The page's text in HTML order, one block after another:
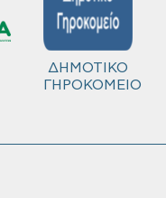
ΔΗΜΟΤΙΚΟ
ΓΗΡΟΚΟΜΕΙΟ